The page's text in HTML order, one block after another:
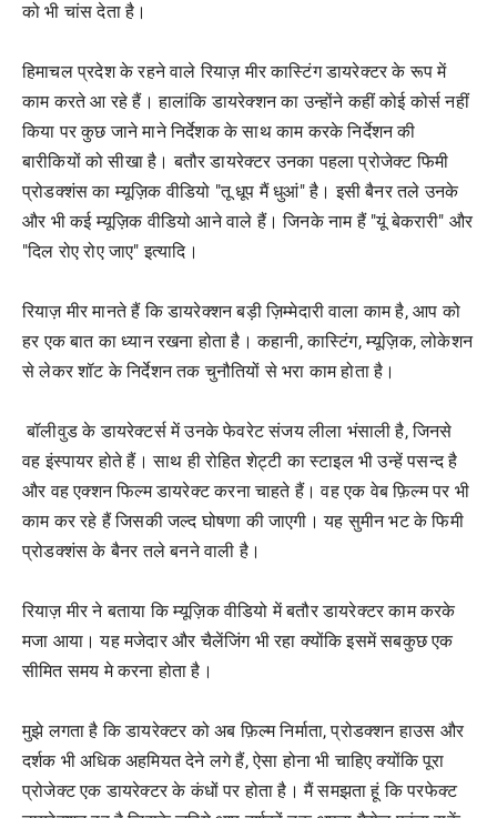
को भी चांस देता है।
हिमाचल प्रदेश के रहने वाले रियाज़ मीर कास्टिंग डायरेक्टर के रूप में
काम करते आ रहे हैं। हालांकि डायरेक्शन का उन्होंने कहीं कोई कोर्स नहीं
किया पर कुछ जाने माने निर्देशक के साथ काम करके निर्देशन की
बारीकियों को सीखा है। बतौर डायरेक्टर उनका पहला प्रोजेक्ट फिमी
प्रोडक्शंस का म्यूज़िक वीडियो "तू धूप मैं धुआं" है। इसी बैनर तले उनके
और भी कई म्यूज़िक वीडियो आने वाले हैं। जिनके नाम हैं "यूं बेकरारी" और
"दिल रोए रोए जाए" इत्यादि।
रियाज़ मीर मानते हैं कि डायरेक्शन बड़ी ज़िम्मेदारी वाला काम है, आप को
हर एक बात का ध्यान रखना होता है। कहानी, कास्टिंग, म्यूज़िक, लोकेशन
से लेकर शॉट के निर्देशन तक चुनौतियों से भरा काम होता है।
बॉलीवुड के डायरेक्टर्स में उनके फेवरेट संजय लीला भंसाली है, जिनसे
वह इंस्पायर होते हैं। साथ ही रोहित शेट्टी का स्टाइल भी उन्हें पसन्द है
और वह एक्शन फिल्म डायरेक्ट करना चाहते हैं। वह एक वेब फ़िल्म पर भी
काम कर रहे हैं जिसकी जल्द घोषणा की जाएगी। यह सुमीन भट के फिमी
प्रोडक्शंस के बैनर तले बनने वाली है।
रियाज़ मीर ने बताया कि म्यूज़िक वीडियो में बतौर डायरेक्टर काम करके
मजा आया। यह मजेदार और चैलेंजिंग भी रहा क्योंकि इसमें सबकुछ एक
सीमित समय मे करना होता है।
मुझे लगता है कि डायरेक्टर को अब फ़िल्म निर्माता, प्रोडक्शन हाउस और
दर्शक भी अधिक अहमियत देने लगे हैं, ऐसा होना भी चाहिए क्योंकि पूरा
प्रोजेक्ट एक डायरेक्टर के कंधों पर होता है। मैं समझता हूं कि परफेक्ट